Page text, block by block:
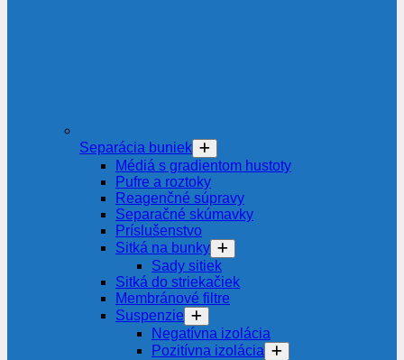
Separácia buniek
Médiá s gradientom hustoty
Pufre a roztoky
Reagenčné súpravy
Separačné skúmavky
Príslušenstvo
Sitká na bunky
Sady sitiek
Sitká do striekačiek
Membránové filtre
Suspenzie
Negatívna izolácia
Pozitívna izolácia